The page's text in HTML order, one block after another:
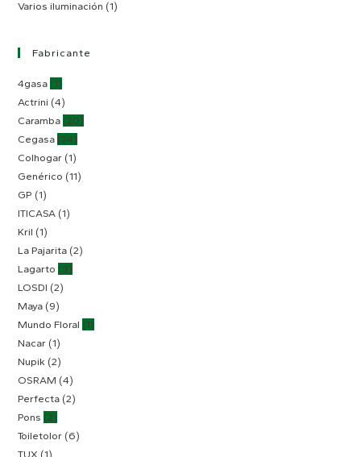
Varios iluminación (1)
Fabricante
4gasa (1)
Actrini (4)
Caramba (20)
Cegasa (24)
Colhogar (1)
Genérico (11)
GP (1)
ITICASA (1)
Kril (1)
La Pajarita (2)
Lagarto (3)
LOSDI (2)
Maya (9)
Mundo Floral (1)
Nacar (1)
Nupik (2)
OSRAM (4)
Perfecta (2)
Pons (2)
Toiletolor (6)
TUX (1)